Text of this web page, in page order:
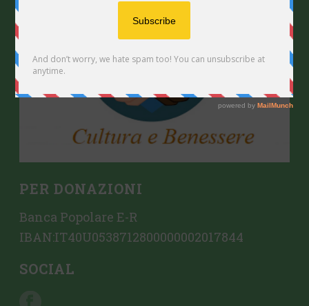
PER DONAZIONI
Banca Popolare E-R
IBAN:IT40U0538712800000002017844
SOCIAL